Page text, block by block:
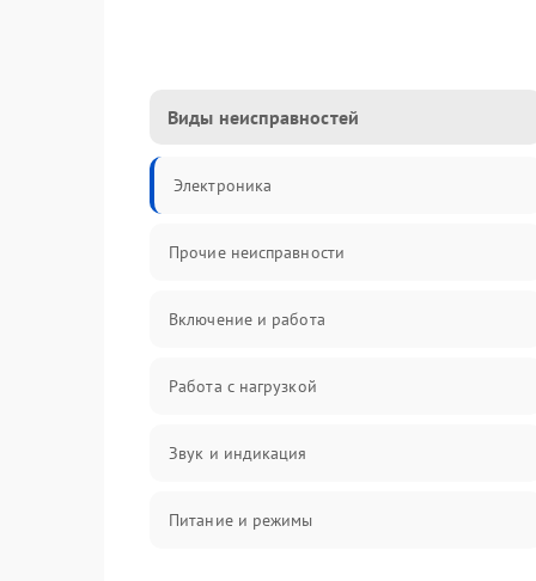
Виды неисправностей
Электроника
Прочие неисправности
Включение и работа
Работа с нагрузкой
Звук и индикация
Питание и режимы